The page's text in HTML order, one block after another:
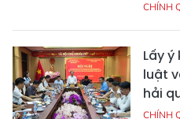
CHÍNH
Lấy
luật
hải
CHÍNH